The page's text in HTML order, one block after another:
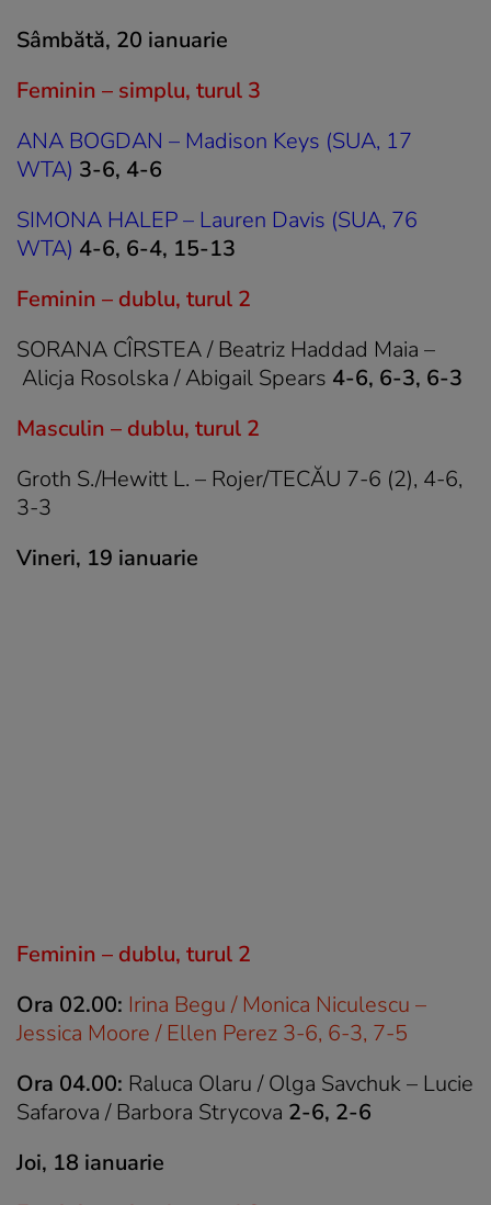
Sâmbătă, 20 ianuarie
Feminin – simplu, turul 3
ANA BOGDAN – Madison Keys (SUA, 17
WTA) 3-6, 4-6
SIMONA HALEP – Lauren Davis (SUA, 76
WTA) 4-6, 6-4, 15-13
Feminin – dublu, turul 2
SORANA CÎRSTEA / Beatriz Haddad Maia –
Alicja Rosolska / Abigail Spears 4-6, 6-3, 6-3
Masculin – dublu, turul 2
Groth S./Hewitt L. – Rojer/TECĂU 7-6 (2), 4-6,
3-3
Vineri, 19 ianuarie
Feminin – dublu, turul 2
Ora 02.00: Irina Begu / Monica Niculescu –
Jessica Moore / Ellen Perez 3-6, 6-3, 7-5
Ora 04.00: Raluca Olaru / Olga Savchuk – Lucie
Safarova / Barbora Strycova 2-6, 2-6
Joi, 18 ianuarie